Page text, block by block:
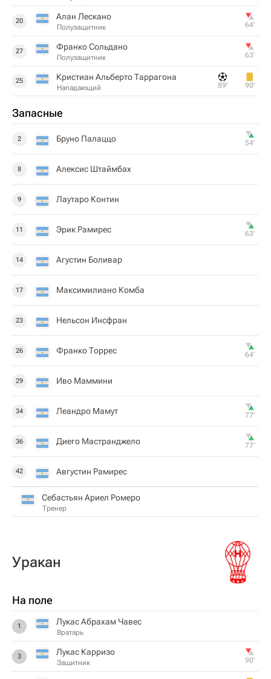
20 Алан Лескано
Полузащитник 64‎’‎
27 Франко Сольдано
Полузащитник 63‎’‎
25 Кристиан Альберто Таррагона
Нападающий 89‎’‎ 90‎’‎
Запасные
2 Бруно Палаццо 54‎’‎
8 Алексис Штаймбах
9 Лаутаро Контин
11 Эрик Рамирес 63‎’‎
14 Агустин Боливар
17 Максимилиано Комба
23 Нельсон Инсфран
26 Франко Торрес 64‎’‎
29 Иво Маммини
34 Леандро Мамут 77‎’‎
36 Диего Мастранджело 77‎’‎
42 Августин Рамирес
Себастьян Ариел Ромеро
Тренер
Уракан
На поле
1 Лукас Абрахам Чавес
Вратарь
3 Лукас Карризо
Защитник 90‎’‎